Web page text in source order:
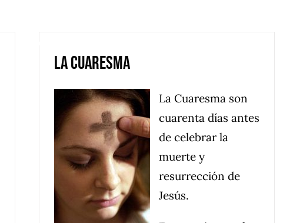
La Cuaresma
La Cuaresma son
cuarenta días antes
de celebrar la
muerte y
resurrección de
Jesús.